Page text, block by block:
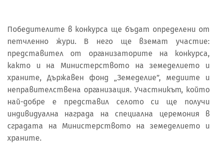
Победителите в конкурса ще бъдат определени от
петчленно жури. В него ще вземат участие:
представител от организаторите на конкурса,
както и на Министерството на земеделието и
храните, Държавен фонд „Земеделие”, медиите и
неправителствена организация. Участникът, който
най-добре е представил селото си ще получи
индивидуална награда на специална церемония в
сградата на Министерството на земеделието и
храните.